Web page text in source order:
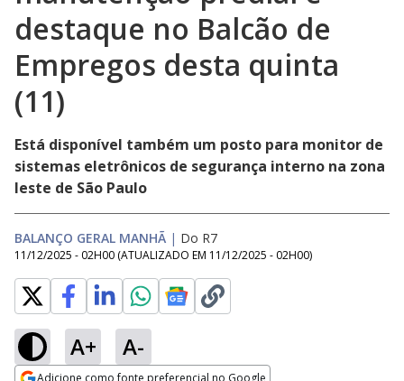
destaque no Balcão de
Empregos desta quinta
(11)
Está disponível também um posto para monitor de
sistemas eletrônicos de segurança interno na zona
leste de São Paulo
BALANÇO GERAL MANHÃ | Do R7
11/12/2025 - 02H00 (ATUALIZADO EM 11/12/2025 - 02H00)
A+ A-
Adicione como fonte preferencial no Google